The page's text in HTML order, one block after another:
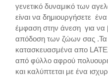
γενετικό δυναμικό των
είναι να δημιουργήσετε
έμφαση στην άνεση για να
απόδοση των ζώων σας .Τα
κατασκευασμένα απο
από φύλλο αφρού
και καλύπτεται με ένα